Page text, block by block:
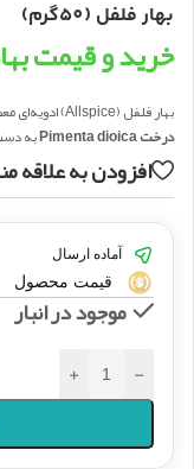
بهار فلفل (50گرم)
خرید و قیمت
بهار فلفل (Allspice) ادویه‌ای معطر و خوش‌طعم است که
درخت Pimenta dioica
به
افزودن به علاقه
آماده ارسال
قیمت محصول
موجود در انبار
-
+